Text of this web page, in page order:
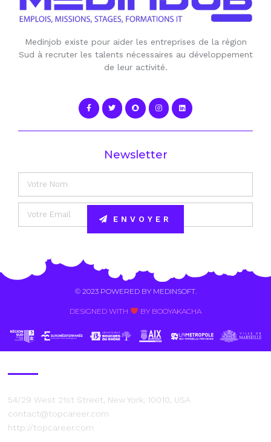
Medinjob existe pour aider les entreprises de la région
Sud à recruter les talents nécessaires au développement
de leur activité.
Newsletter
ENVOYER
© 2023 POWERED BY MEDINSOFT.
DESIGNED WITH BY BOOYAKACHA​
54/29 West 21st Street, New York, 10010, USA
contact@topcareer.com
http://topcareer.com